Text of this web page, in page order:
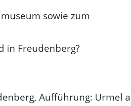
sowie zum
in Freudenberg?
Aufführung: Urmel